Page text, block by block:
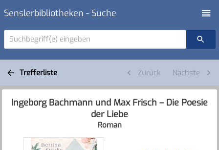
Senslerbibliotheken - Suche
Suchbegriff(e) eingeben
Trefferliste Zurück Nächste
Ingeborg Bachmann und Max Frisch – Die Poesie
der Liebe
Roman